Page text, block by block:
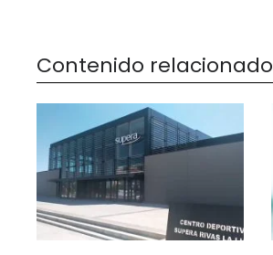
Contenido relacionado